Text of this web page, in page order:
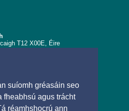
suíomh gréasáin seo
fheabhsú agus trácht
réamhshocrú ann
T12 X00E, Éire